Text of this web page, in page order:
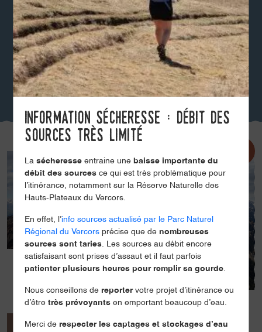
Présentation Ouvertures / tarifs
Information sécheresse : débit des
sources très limité
Lasécheresse entraine une baisse importante du
débit des sources ce qui est très problématique pour
l’itinérance, notamment sur la Réserve Naturelle des
Hauts-Plateaux du Vercors.
En effet, l’info sources actualisé par le Parc Naturel
Régional du Vercors précise que de nombreuses
sources sont taries. Les sources au débit encore
satisfaisant sont prises d’assaut et il faut parfois
patienter plusieurs heures pour remplir sa gourde.
Nous conseillons de reportervotre projet d’itinérance ou
d’êtretrès prévoyants en emportant beaucoup d’eau.
Merci de respecter les captages et stockages d’eau